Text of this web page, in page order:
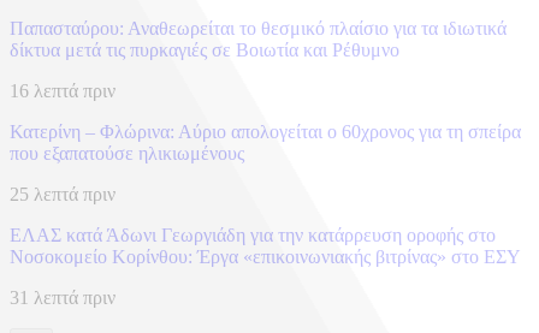
Παπασταύρου: Αναθεωρείται το θεσμικό πλαίσιο για τα ιδιωτικά
δίκτυα μετά τις πυρκαγιές σε Βοιωτία και Ρέθυμνο
16 λεπτά πριν
Κατερίνη – Φλώρινα: Αύριο απολογείται ο 60χρονος για τη σπείρα
που εξαπατούσε ηλικιωμένους
25 λεπτά πριν
ΕΛΑΣ κατά Άδωνι Γεωργιάδη για την κατάρρευση οροφής στο
Νοσοκομείο Κορίνθου: Έργα «επικοινωνιακής βιτρίνας» στο ΕΣΥ
31 λεπτά πριν